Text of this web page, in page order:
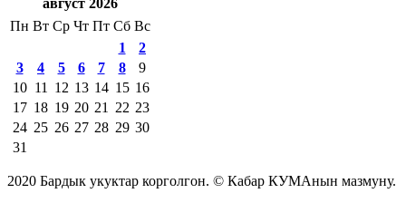
август 2026
Пн Вт Ср Чт Пт Сб Вс
1
2
3
4 5 6 7 8
9
10 11 12 13 14 15 16
17 18 19 20 21 22 23
24 25 26 27 28 29 30
31
2020 Бардык укуктар корголгон. © Кабар КУМАнын мазмуну.